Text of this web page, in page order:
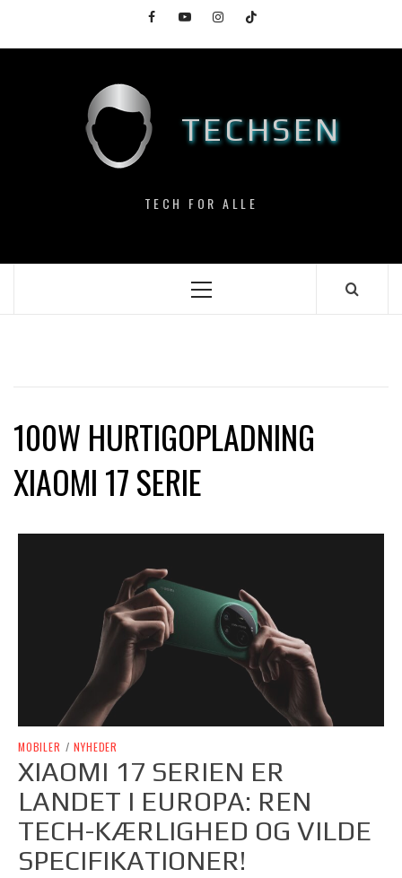
content
FacebookYouTubeInstagramTikTok
TECHSEN
TECH FOR ALLE
Primary
100W HURTIGOPLADNING
XIAOMI 17 SERIE
MOBILER / NYHEDER
XIAOMI 17 SERIEN ER
LANDET I EUROPA: REN
TECH-KÆRLIGHED OG VILDE
SPECIFIKATIONER!